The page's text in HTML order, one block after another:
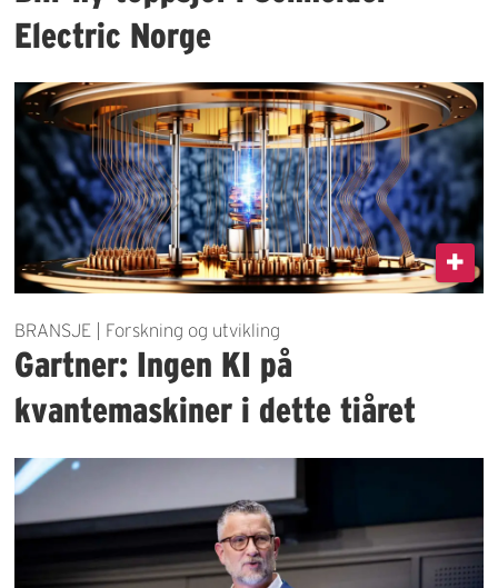
Electric Norge
BRANSJE | Forskning og utvikling
Gartner: Ingen KI på
kvantemaskiner i dette tiåret